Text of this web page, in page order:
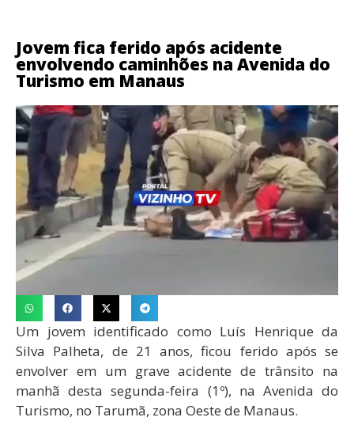
Jovem fica ferido após acidente
envolvendo caminhões na Avenida do
Turismo em Manaus
Um jovem identificado como Luís Henrique da
Silva Palheta, de 21 anos, ficou ferido após se
envolver em um grave acidente de trânsito na
manhã desta segunda-feira (1º), na Avenida do
Turismo, no Tarumã, zona Oeste de Manaus.